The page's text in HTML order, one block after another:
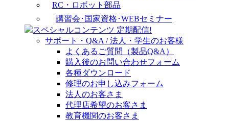
RC・ロボット部品
講習会･国家資格･WEBセミナー
スペシャルコンテンツ 定期配信!
サポート・Q&A / 法人・学生のお客様
よくあるご質問（製品Q&A）
購入後のお問い合わせフォーム
各種ダウンロード
修理のお申し込みフォーム
法人のお客さま
代理店希望のお客さま
教育機関のお客さま